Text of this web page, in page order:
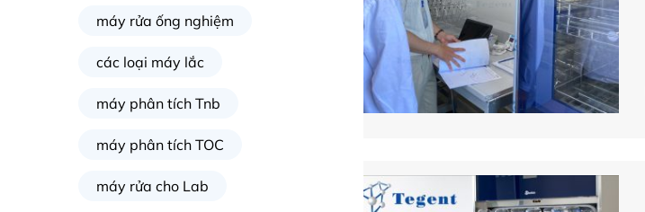
máy rửa ống nghiệm
các loại máy lắc
máy phân tích Tnb
máy phân tích TOC
máy rửa cho Lab